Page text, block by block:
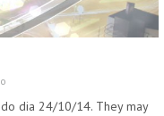
do dia 24/10/14. They may